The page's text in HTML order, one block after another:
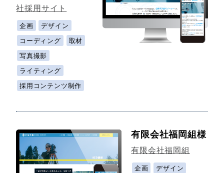
社採用サイト
企画
デザイン
コーディング
取材
写真撮影
ライティング
採用コンテンツ制作
有限会社福岡組様
有限会社福岡組
企画
デザイン